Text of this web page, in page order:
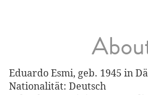
Eduardo Esmi, geb. 1945 in
Nationalität: Deutsch